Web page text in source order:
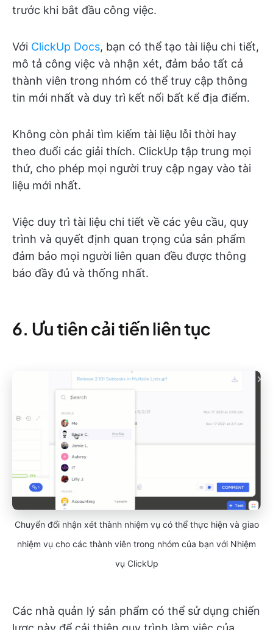
trước khi bắt đầu công việc.
Với ClickUp Docs, bạn có thể tạo tài liệu chi tiết,
mô tả công việc và nhận xét, đảm bảo tất cả
thành viên trong nhóm có thể truy cập thông
tin mới nhất và duy trì kết nối bất kể địa điểm.
Không còn phải tìm kiếm tài liệu lỗi thời hay
theo đuổi các giải thích. ClickUp tập trung mọi
thứ, cho phép mọi người truy cập ngay vào tài
liệu mới nhất.
Việc duy trì tài liệu chi tiết về các yêu cầu, quy
trình và quyết định quan trọng của sản phẩm
đảm bảo mọi người liên quan đều được thông
báo đầy đủ và thống nhất.
6. Ưu tiên cải tiến liên tục
Chuyển đổi nhận xét thành nhiệm vụ có thể thực hiện và giao
nhiệm vụ cho các thành viên trong nhóm của bạn với Nhiệm
vụ ClickUp
Các nhà quản lý sản phẩm có thể sử dụng chiến